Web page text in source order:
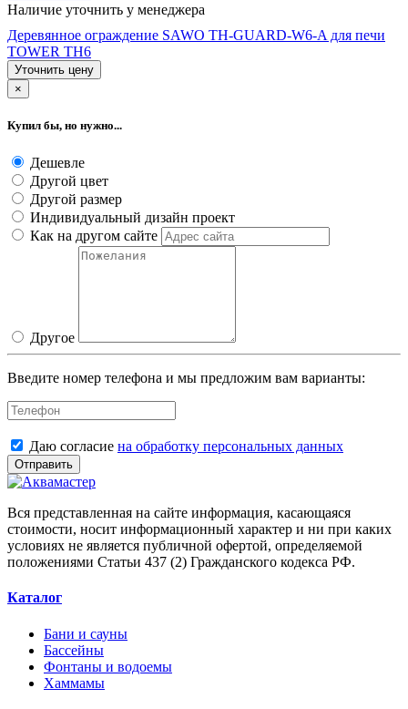
Наличие уточнить у менеджера
Деревянное ограждение SAWO TH-GUARD-W6-A для печи
TOWER TH6
Уточнить цену
×
Купил бы, но нужно...
Дешевле
Другой цвет
Другой размер
Индивидуальный дизайн проект
Как на другом сайте
Другое
Введите номер телефона и мы предложим вам варианты:
Даю согласие на обработку персональных данных
Отправить
Вся представленная на сайте информация, касающаяся
стоимости, носит информационный характер и ни при каких
условиях не является публичной офертой, определяемой
положениями Статьи 437 (2) Гражданского кодекса РФ.
Каталог
Бани и сауны
Бассейны
Фонтаны и водоемы
Хаммамы